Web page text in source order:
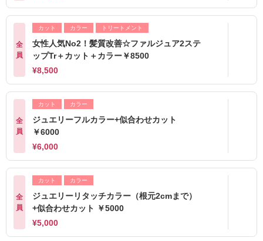
全
員
カット カラー トリートメント
女性人気No2！髪質改善☆ファルジュア2ステ
ップTr＋カット＋カラー￥8500
¥8,500
全
員
カット カラー
ジュエリーフルカラー+似合わせカット
￥6000
¥6,000
全
員
カット カラー
ジュエリーリタッチカラー（根元2cmまで）
+似合わせカット ￥5000
¥5,000